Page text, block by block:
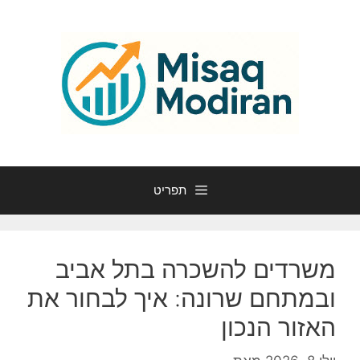
תפריט
משרדים להשכרה בתל אביב
ובמתחם שרונה: איך לבחור את
האזור הנכון